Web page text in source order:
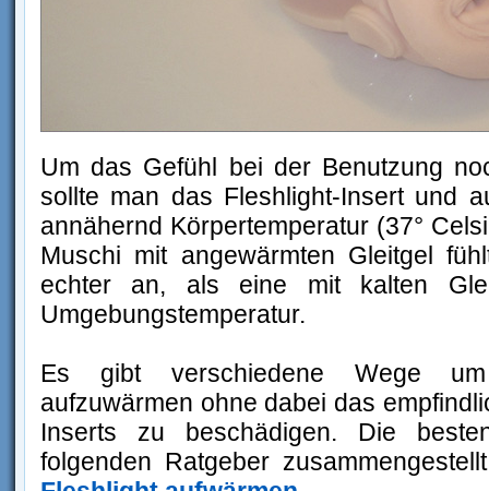
Um das Gefühl bei der Benutzung
sollte man das Fleshlight-Insert und
annähernd Körpertemperatur (37°
Muschi mit angewärmten Gleitgel
echter an, als eine mit kalten
Umgebungstemperatur.
Es gibt verschiedene Wege um
aufzuwärmen ohne dabei das
Inserts zu beschädigen. Die
folgenden Ratgeber